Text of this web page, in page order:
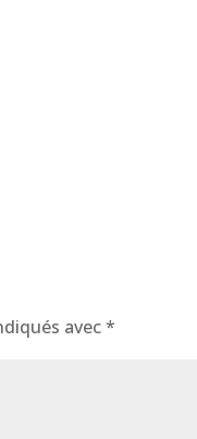
avec*